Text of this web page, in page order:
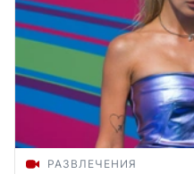
РАЗВЛЕЧЕНИЯ